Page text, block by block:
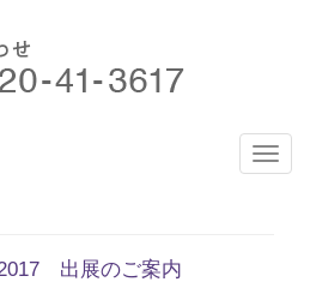
T
出展のご案内